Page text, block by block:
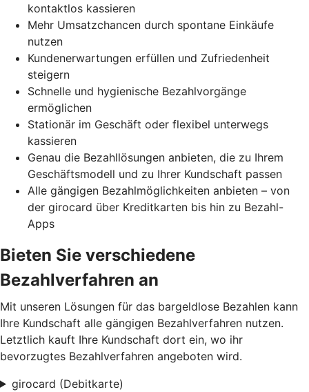
kontaktlos kassieren
Mehr Umsatzchancen durch spontane Einkäufe
nutzen
Kundenerwartungen erfüllen und Zufriedenheit
steigern
Schnelle und hygienische Bezahlvorgänge
ermöglichen
Stationär im Geschäft oder flexibel unterwegs
kassieren
Genau die Bezahllösungen anbieten, die zu Ihrem
Geschäftsmodell und zu Ihrer Kundschaft passen
Alle gängigen Bezahlmöglichkeiten anbieten – von
der girocard über Kreditkarten bis hin zu Bezahl-
Apps
Bieten Sie verschiedene
Bezahlverfahren an
Mit unseren Lösungen für das bargeldlose Bezahlen kann
Ihre Kundschaft alle gängigen Bezahlverfahren nutzen.
Letztlich kauft Ihre Kundschaft dort ein, wo ihr
bevorzugtes Bezahlverfahren angeboten wird.
girocard (Debitkarte)